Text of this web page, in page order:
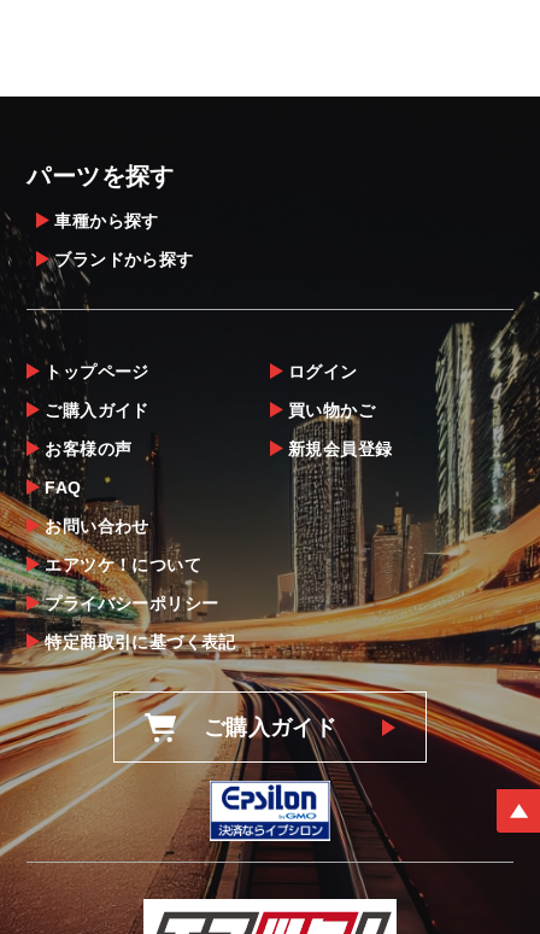
パーツを探す
車種から探す
ブランドから探す
トップページ
ご購入ガイド
お客様の声
FAQ
お問い合わせ
エアツケ！について
プライバシーポリシー
特定商取引に基づく表記
ログイン
買い物かご
新規会員登録
ご購入ガイド